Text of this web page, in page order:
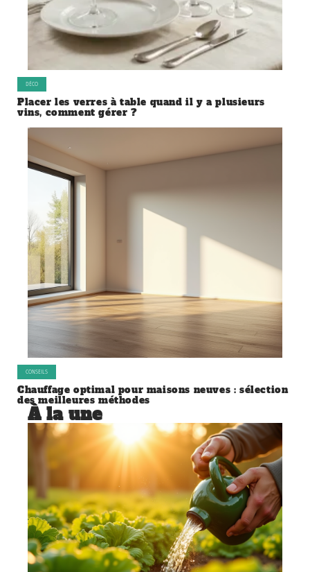
DÉCO
Placer les verres à table quand il y a plusieurs
vins, comment gérer ?
CONSEILS
Chauffage optimal pour maisons neuves : sélection
des meilleures méthodes
À la une